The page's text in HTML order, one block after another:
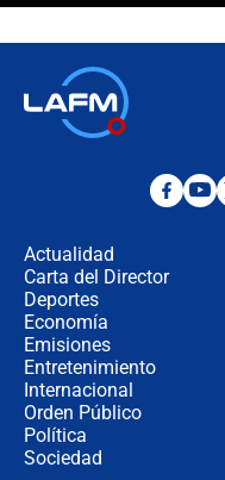
Actualidad
Carta del Director
Deportes
Economía
Emisiones
Entretenimiento
Internacional
Orden Público
Política
Sociedad